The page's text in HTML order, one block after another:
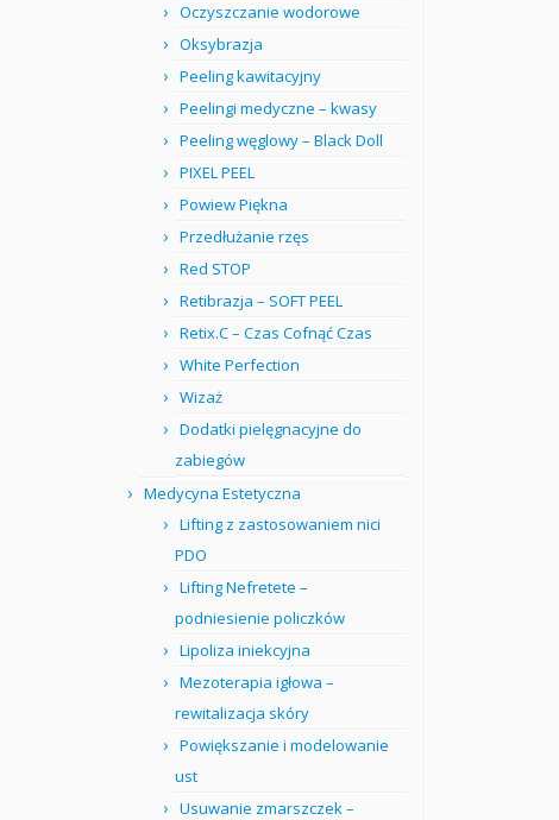
Oczyszczanie wodorowe
Oksybrazja
Peeling kawitacyjny
Peelingi medyczne – kwasy
Peeling węglowy – Black Doll
PIXEL PEEL
Powiew Piękna
Przedłużanie rzęs
Red STOP
Retibrazja – SOFT PEEL
Retix.C – Czas Cofnąć Czas
White Perfection
Wizaż
Dodatki pielęgnacyjne do
zabiegów
Medycyna Estetyczna
Lifting z zastosowaniem nici
PDO
Lifting Nefretete –
podniesienie policzków
Lipoliza iniekcyjna
Mezoterapia igłowa –
rewitalizacja skóry
Powiększanie i modelowanie
ust
Usuwanie zmarszczek –